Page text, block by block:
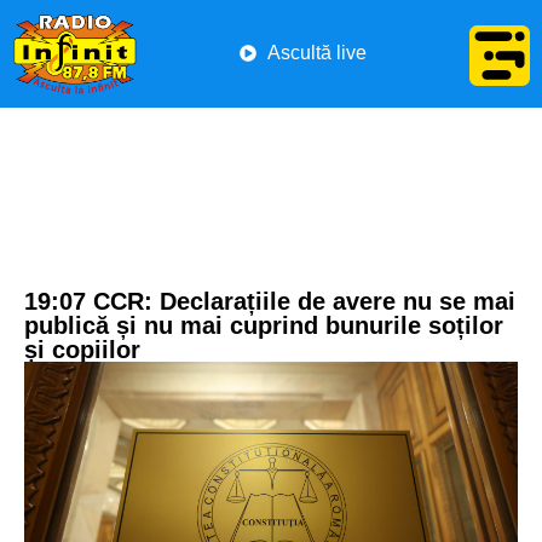
Ascultă live
19:07 CCR: Declarațiile de avere nu se mai
publică și nu mai cuprind bunurile soților
și copiilor